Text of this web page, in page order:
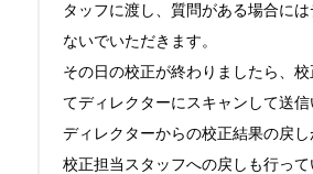
タッフに渡し、質問がある場合に
ないでいただきます。
その日の校正が終わりましたら、
てディレクターにスキャンして送信
ディレクターからの校正結果の戻し
校正担当スタッフへの戻しも行っ